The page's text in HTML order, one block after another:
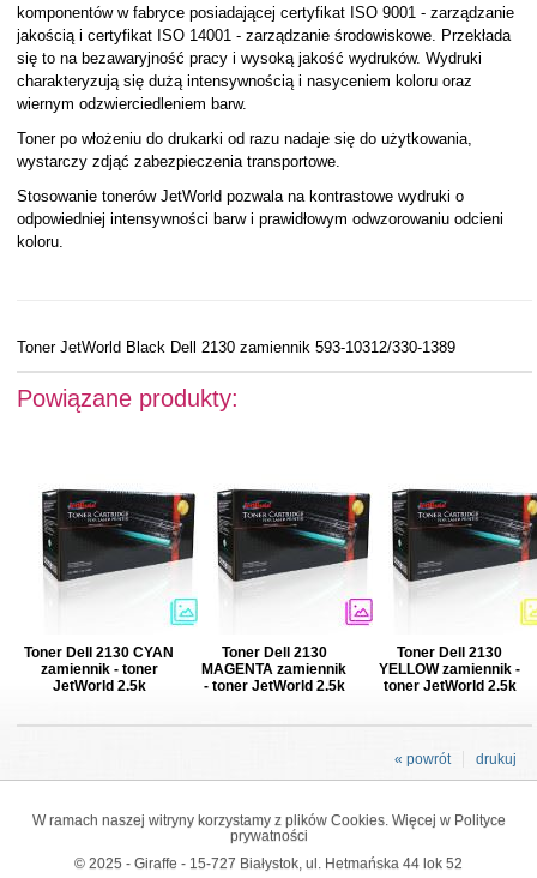
komponentów w fabryce posiadającej certyfikat ISO 9001 - zarządzanie
jakością i certyfikat ISO 14001 - zarządzanie środowiskowe. Przekłada
się to na bezawaryjność pracy i wysoką jakość wydruków. Wydruki
charakteryzują się dużą intensywnością i nasyceniem koloru oraz
wiernym odzwierciedleniem barw.
Toner po włożeniu do drukarki od razu nadaje się do użytkowania,
wystarczy zdjąć zabezpieczenia transportowe.
Stosowanie tonerów JetWorld pozwala na kontrastowe wydruki o
odpowiedniej intensywności barw i prawidłowym odwzorowaniu odcieni
koloru.
Toner JetWorld Black Dell 2130 zamiennik 593-10312/330-1389
Powiązane produkty:
Toner Dell 2130 CYAN
zamiennik - toner
JetWorld 2.5k
Toner Dell 2130
MAGENTA zamiennik
- toner JetWorld 2.5k
Toner Dell 2130
YELLOW zamiennik -
toner JetWorld 2.5k
drukuj
« powrót
W ramach naszej witryny korzystamy z plików Cookies. Więcej w Polityce
prywatności
© 2025 - Giraffe - 15-727 Białystok, ul. Hetmańska 44 lok 52